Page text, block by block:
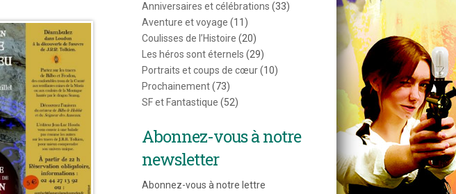
Anniversaires et célébrations (33)
Aventure et voyage (11)
Coulisses de l’Histoire (20)
Les héros sont éternels (29)
Portraits et coups de cœur(10)
Prochainement(73)
SF et Fantastique (52)
Abonnez-vous à notre
newsletter
Abonnez-vous à notre lettre